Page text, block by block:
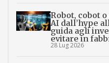
Robot, cobot
AI dall’hype
guida agli
evitare in
28 Lug 2026